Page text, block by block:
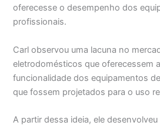
oferecesse o desempenho dos
profissionais.
Carl observou uma lacuna no
eletrodomésticos que oferecessem
funcionalidade dos equipamentos
que fossem projetados para o uso
A partir dessa ideia, ele